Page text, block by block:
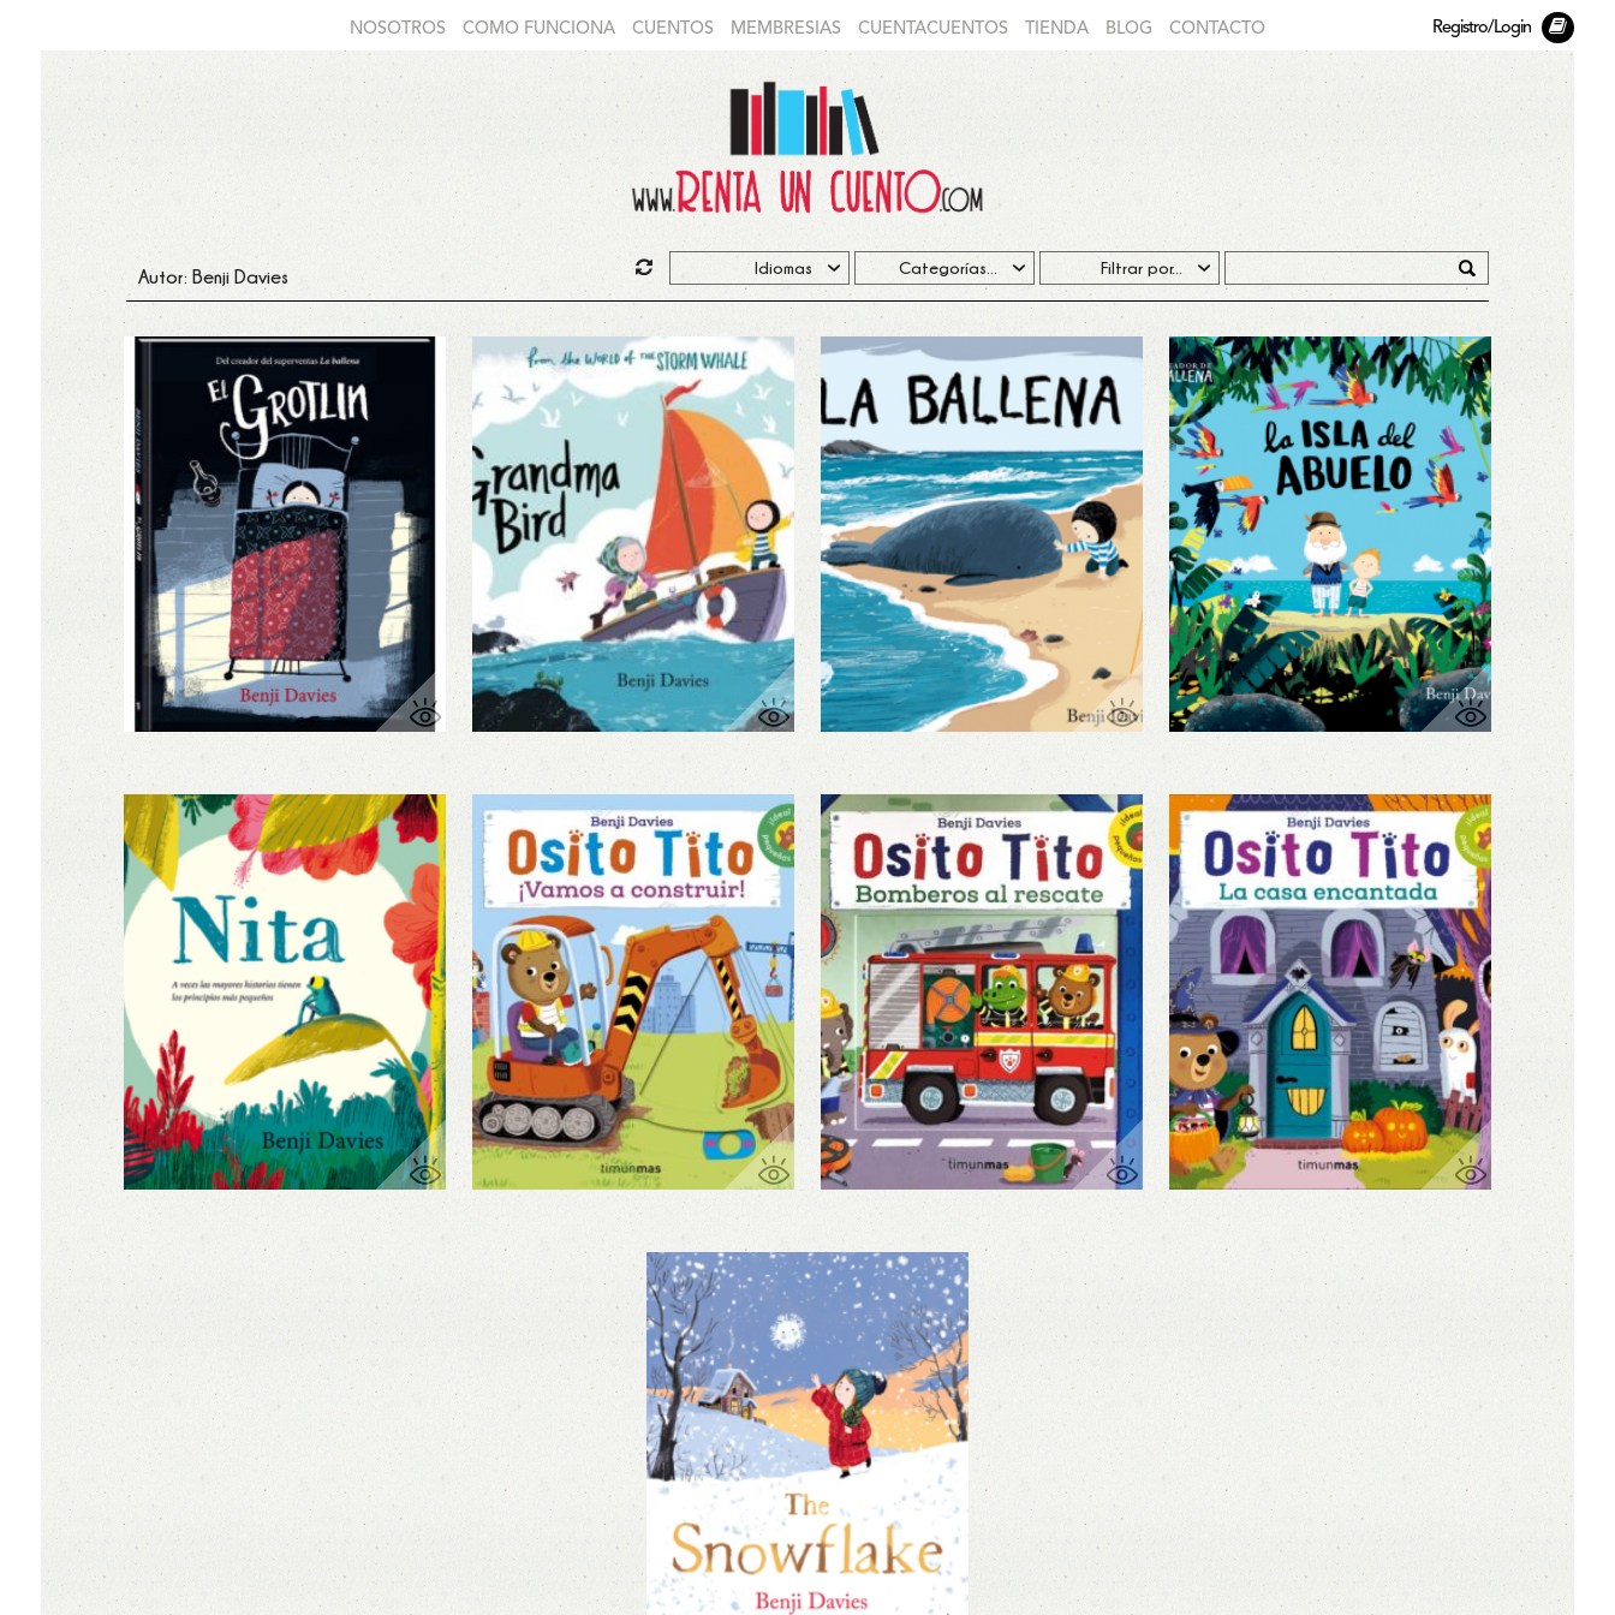
NOSOTROS COMO FUNCIONA CUENTOS MEMBRESIAS CUENTACUENTOS TIENDA BLOG CONTACTO Registro/Login
Autor: Benji Davies